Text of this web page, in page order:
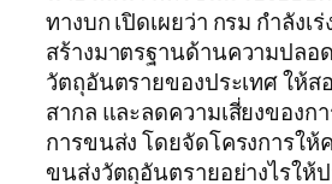
ทางบก เปิดเผยว่า กรม กำลังเ
สร้างมาตรฐานด้านความปลอ
วัตถุอันตรายของประเทศ ให้
สากล และลดความเสี่ยงของก
การขนส่ง โดยจัดโครงการให้
ขนส่งวัตถุอันตรายอย่างไรให้